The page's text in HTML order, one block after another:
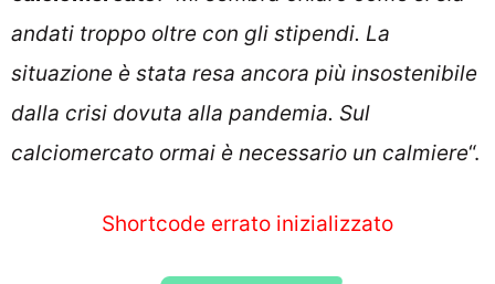
andati troppo oltre con gli stipendi. La
situazione è stata resa ancora più insostenibile
dalla crisi dovuta alla pandemia. Sul
calciomercato ormai è necessario un calmiere“.
Shortcode errato inizializzato